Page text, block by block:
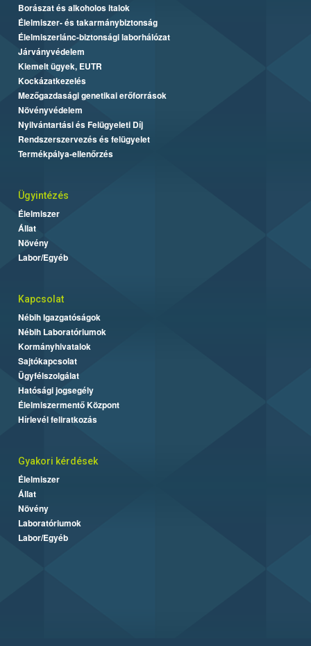
Borászat és alkoholos italok
Élelmiszer- és takarmánybiztonság
Élelmiszerlánc-biztonsági laborhálózat
Járványvédelem
Kiemelt ügyek, EUTR
Kockázatkezelés
Mezőgazdasági genetikai erőforrások
Növényvédelem
Nyilvántartási és Felügyeleti Díj
Rendszerszervezés és felügyelet
Termékpálya-ellenőrzés
Ügyintézés
Élelmiszer
Állat
Növény
Labor/Egyéb
Kapcsolat
Nébih Igazgatóságok
Nébih Laboratóriumok
Kormányhivatalok
Sajtókapcsolat
Ügyfélszolgálat
Hatósági jogsegély
Élelmiszermentő Központ
Hírlevél feliratkozás
Gyakori kérdések
Élelmiszer
Állat
Növény
Laboratóriumok
Labor/Egyéb